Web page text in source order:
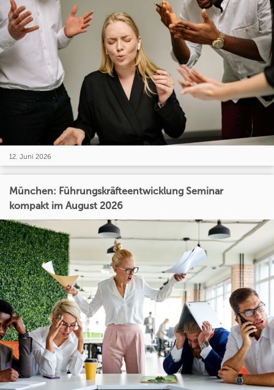
12. Juni 2026
München: Führungskräfteentwicklung Seminar
kompakt im August 2026